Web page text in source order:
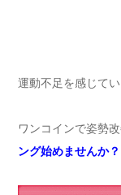
運動不足を感じて
ワンコインで姿勢
ング始めませんか？